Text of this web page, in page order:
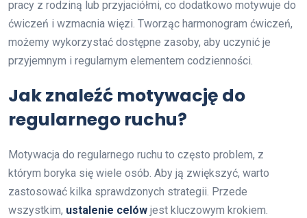
pracy z rodziną lub przyjaciółmi, co dodatkowo motywuje do
ćwiczeń i wzmacnia więzi. Tworząc harmonogram ćwiczeń,
możemy wykorzystać dostępne zasoby, aby uczynić je
przyjemnym i regularnym elementem codzienności.
Jak znaleźć motywację do
regularnego ruchu?
Motywacja do regularnego ruchu to często problem, z
którym boryka się wiele osób. Aby ją zwiększyć, warto
zastosować kilka sprawdzonych strategii. Przede
wszystkim, ustalenie celów jest kluczowym krokiem.